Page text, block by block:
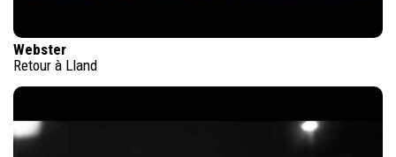
Webster
Retour à Lland